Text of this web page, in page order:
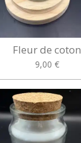
Fleur de coton
9,00 €